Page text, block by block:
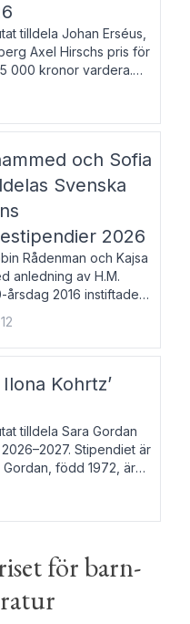
tilldela Johan Erséus,
Axel Hirschs pris för
000 kronor vardera.
och
och Sofia
Svenska
2026
Rådenman och Kajsa
anledning av H.M.
årsdag 2016 instiftade
akademierna det så
med
stipendier erbjuda stöd
Kohrtz’
tilldela Sara Gordan
Stipendiet är
född 1972, är
debuterade 2006 med
för barn-